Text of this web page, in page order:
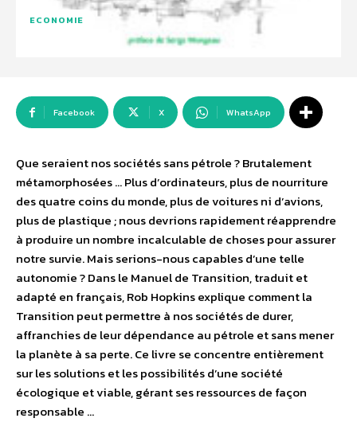
ECONOMIE
Facebook X WhatsApp
Que seraient nos sociétés sans pétrole ? Brutalement
métamorphosées … Plus d’ordinateurs, plus de nourriture
des quatre coins du monde, plus de voitures ni d’avions,
plus de plastique ; nous devrions rapidement réapprendre
à produire un nombre incalculable de choses pour assurer
notre survie. Mais serions-nous capables d’une telle
autonomie ? Dans le Manuel de Transition, traduit et
adapté en français, Rob Hopkins explique comment la
Transition peut permettre à nos sociétés de durer,
affranchies de leur dépendance au pétrole et sans mener
la planète à sa perte. Ce livre se concentre entièrement
sur les solutions et les possibilités d’une société
écologique et viable, gérant ses ressources de façon
responsable …